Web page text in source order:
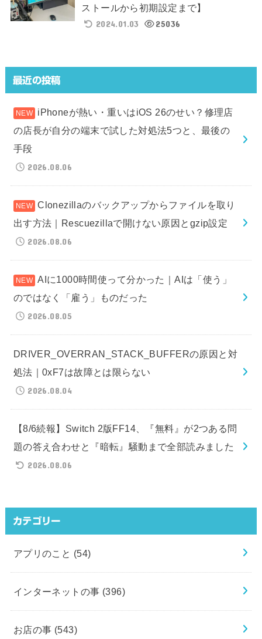
ストールから初期設定まで】
2024.01.03
25036
最近の投稿
iPhoneが熱い・重いはiOS 26のせい？修理店
の店長が自分の端末で試した対処法5つと、最後の
手段
2026.08.06
Clonezillaのバックアップからファイルを取り
出す方法｜Rescuezillaで開けない原因とgzip設定
2026.08.06
AIに1000時間使って分かった｜AIは「使う」
のではなく「雇う」ものだった
2026.08.05
DRIVER_OVERRAN_STACK_BUFFERの原因と対
処法｜0xF7は故障とは限らない
2026.08.04
【8/6続報】Switch 2版FF14、『無料』が2つある問
題の答え合わせと『暗転』騒動まで全部読みました
2026.08.06
カテゴリー
アプリのこと (54)
インターネットの事 (396)
お店の事 (543)